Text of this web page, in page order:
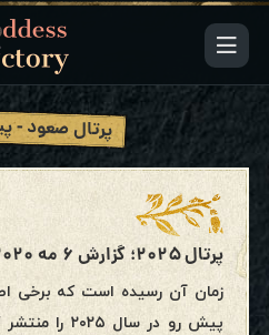
پرتال صعود -
پرتال ۲۰۲۵؛ گزارش ۶ مه ۲۰۲۰
زمان آن رسیده است که برخی
پیش رو در